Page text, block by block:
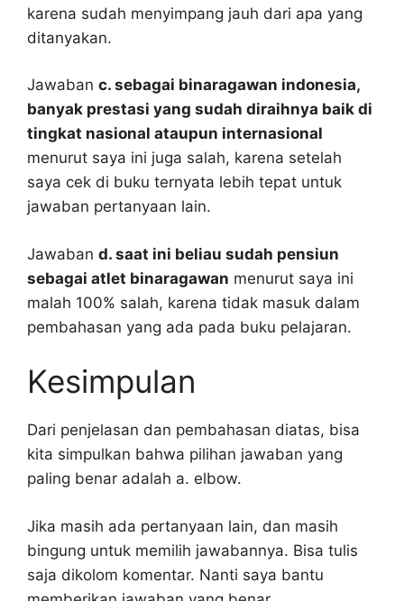
karena sudah menyimpang jauh dari apa yang
ditanyakan.
Jawaban c. sebagai binaragawan indonesia,
banyak prestasi yang sudah diraihnya baik di
tingkat nasional ataupun internasional
menurut saya ini juga salah, karena setelah
saya cek di buku ternyata lebih tepat untuk
jawaban pertanyaan lain.
Jawaban d. saat ini beliau sudah pensiun
sebagai atlet binaragawan menurut saya ini
malah 100% salah, karena tidak masuk dalam
pembahasan yang ada pada buku pelajaran.
Kesimpulan
Dari penjelasan dan pembahasan diatas, bisa
kita simpulkan bahwa pilihan jawaban yang
paling benar adalah a. elbow.
Jika masih ada pertanyaan lain, dan masih
bingung untuk memilih jawabannya. Bisa tulis
saja dikolom komentar. Nanti saya bantu